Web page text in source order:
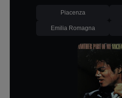
Piacenza
Emilia Romagna